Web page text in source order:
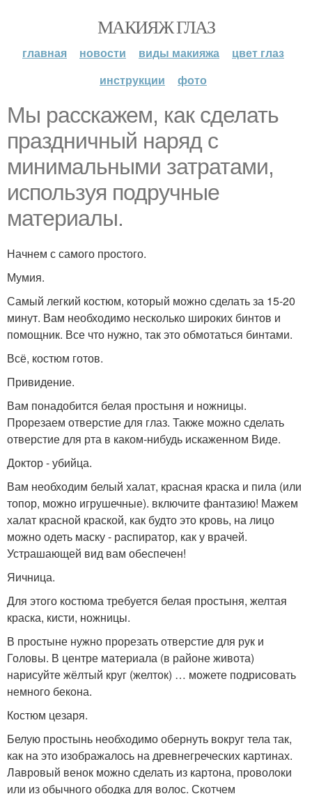
МАКИЯЖ ГЛАЗ
главная новости виды макияжа
цвет глаз
инструкции
фото
Мы расскажем, как сделать
праздничный наряд с
минимальными затратами,
используя подручные
материалы.
Начнем с самого простого.
Мумия.
Самый легкий костюм, который можно сделать за 15-20
минут. Вам необходимо несколько широких бинтов и
помощник. Все что нужно, так это обмотаться бинтами.
Всё, костюм готов.
Привидение.
Вам понадобится белая простыня и ножницы.
Прорезаем отверстие для глаз. Также можно сделать
отверстие для рта в каком-нибудь искаженном Виде.
Доктор - убийца.
Вам необходим белый халат, красная краска и пила (или
топор, можно игрушечные). включите фантазию! Мажем
халат красной краской, как будто это кровь, на лицо
можно одеть маску - распиратор, как у врачей.
Устрашающей вид вам обеспечен!
Яичница.
Для этого костюма требуется белая простыня, желтая
краска, кисти, ножницы.
В простыне нужно прорезать отверстие для рук и
Головы. В центре материала (в районе живота)
нарисуйте жёлтый круг (желток) … можете подрисовать
немного бекона.
Костюм цезаря.
Белую простынь необходимо обернуть вокруг тела так,
как на это изображалось на древнегреческих картинах.
Лавровый венок можно сделать из картона, проволоки
или из обычного ободка для волос. Скотчем